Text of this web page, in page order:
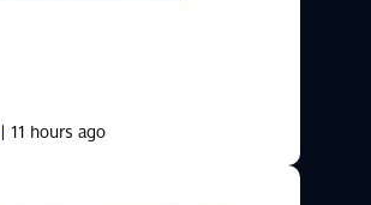
| 11 hours ago